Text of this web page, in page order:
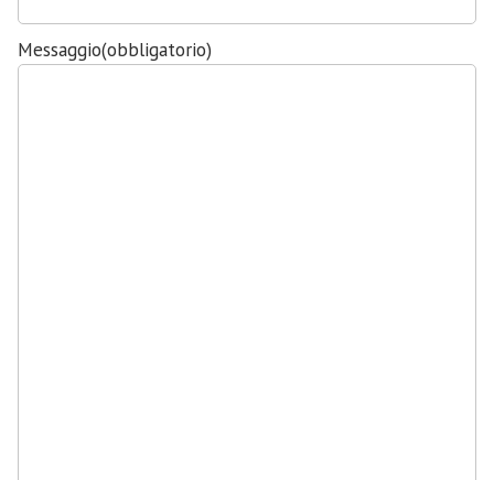
Messaggio(obbligatorio)